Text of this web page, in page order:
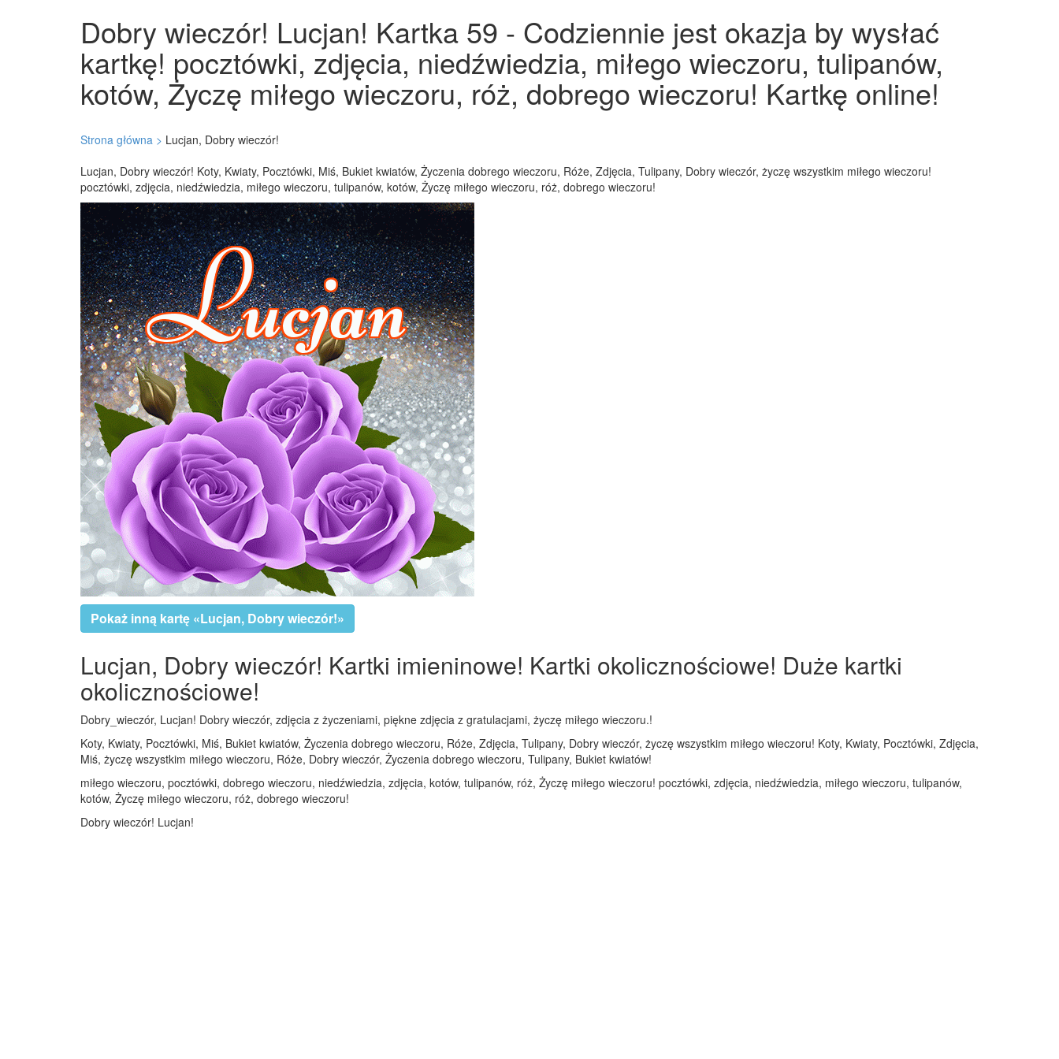
Dobry wieczór! Lucjan! Kartka 59 - Codziennie jest okazja by wysłać
kartkę! pocztówki, zdjęcia, niedźwiedzia, miłego wieczoru, tulipanów,
kotów, Życzę miłego wieczoru, róż, dobrego wieczoru! Kartkę online!
Strona główna > Lucjan, Dobry wieczór!
Lucjan, Dobry wieczór! Koty, Kwiaty, Pocztówki, Miś, Bukiet kwiatów, Życzenia dobrego wieczoru, Róże, Zdjęcia, Tulipany, Dobry wieczór, życzę wszystkim miłego wieczoru!
pocztówki, zdjęcia, niedźwiedzia, miłego wieczoru, tulipanów, kotów, Życzę miłego wieczoru, róż, dobrego wieczoru!
Pokaż inną kartę «Lucjan, Dobry wieczór!»
Lucjan, Dobry wieczór! Kartki imieninowe! Kartki okolicznościowe! Duże kartki
okolicznościowe!
Dobry_wieczór, Lucjan! Dobry wieczór, zdjęcia z życzeniami, piękne zdjęcia z gratulacjami, życzę miłego wieczoru.!
Koty, Kwiaty, Pocztówki, Miś, Bukiet kwiatów, Życzenia dobrego wieczoru, Róże, Zdjęcia, Tulipany, Dobry wieczór, życzę wszystkim miłego wieczoru! Koty, Kwiaty, Pocztówki, Zdjęcia,
Miś, życzę wszystkim miłego wieczoru, Róże, Dobry wieczór, Życzenia dobrego wieczoru, Tulipany, Bukiet kwiatów!
miłego wieczoru, pocztówki, dobrego wieczoru, niedźwiedzia, zdjęcia, kotów, tulipanów, róż, Życzę miłego wieczoru! pocztówki, zdjęcia, niedźwiedzia, miłego wieczoru, tulipanów,
kotów, Życzę miłego wieczoru, róż, dobrego wieczoru!
Dobry wieczór! Lucjan!